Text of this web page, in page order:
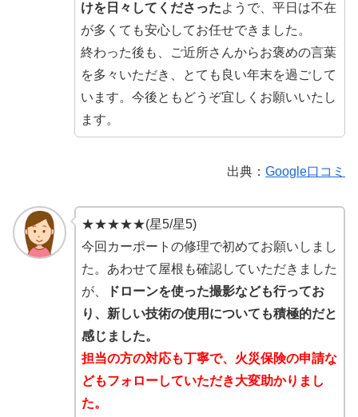
けを日々してくださったようで、平日は不在
が多くても安心してお任せできました。
終わった後も、ご近所さんからお褒めの言葉
を多々いただき、とても良い年末を過ごして
います。今後ともどうぞ宜しくお願いいたし
ます。
出典： Google口コミ
★★★★★(星5/星5)
今回カーポートの修理で初めてお願いしまし
た。あわせて屋根も確認していただきました
が、
ドローンを使った撮影なども行ってお
り、新しい技術の使用についても積極的だと
感じました。
担当の方の対応も丁寧で、火災保険の申請な
どもフォローしていただき大変助かりまし
た。